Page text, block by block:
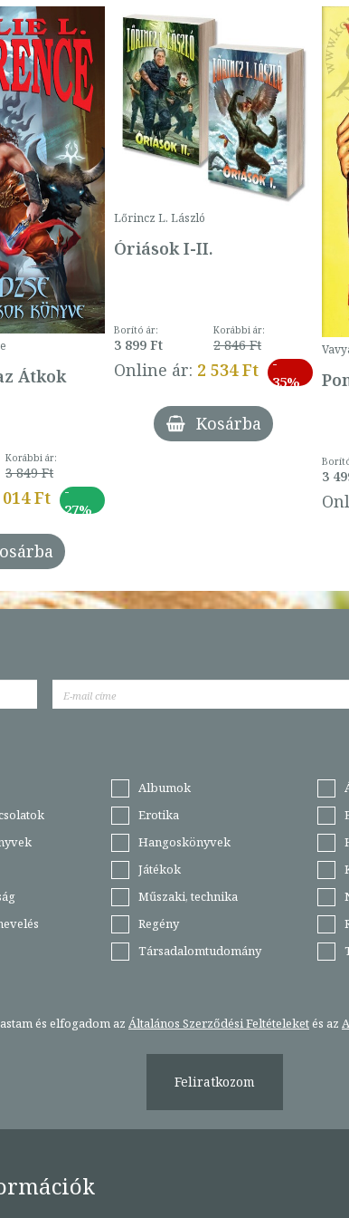
Átkok
Korábbi ár:
3 849 Ft
014 Ft
-
27%
Lőrincz L. László
Óriások I-II.
Borító ár:
3 899 Ft
Korábbi ár:
2 846 Ft
Online ár: 2 534 Ft
-
35%
Kosárba
3
Albumok
Erotika
Hangoskönyvek
Játékok
Műszaki, technika
Regény
Társadalomtudomány
és elfogadom az Általános Szerződési Feltételeketés az
Feliratkozom